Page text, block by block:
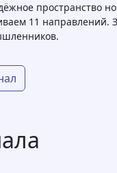
пространство
11